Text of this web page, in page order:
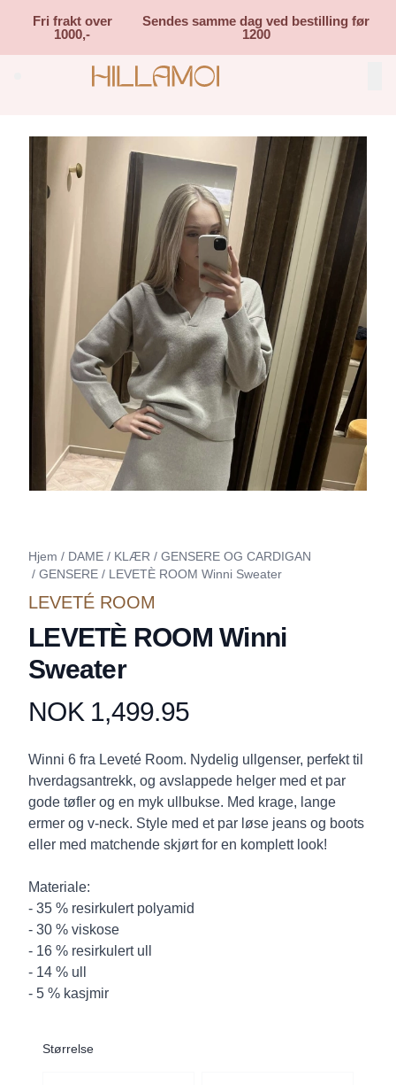
Fri frakt over
1000,-
Sendes samme dag ved bestilling før
1200
Search (⌘K)
Hjem / DAME / KLÆR / GENSERE OG CARDIGAN
/ GENSERE / LEVETÈ ROOM Winni Sweater
LEVETÉ ROOM
LEVETÈ ROOM Winni
Sweater
Produktdetaljer
NOK 1,499.95
Description
Winni 6 fra Leveté Room. Nydelig ullgenser, perfekt til
hverdagsantrekk, og avslappede helger med et par
gode tøfler og en myk ullbukse. Med krage, lange
ermer og v-neck. Style med et par løse jeans og boots
eller med matchende skjørt for en komplett look!
Materiale:
- 35 % resirkulert polyamid
- 30 % viskose
- 16 % resirkulert ull
- 14 % ull
- 5 % kasjmir
Størrelse